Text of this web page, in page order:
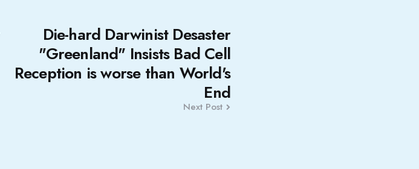
Die-hard Darwinist Desaster
"Greenland" Insists Bad Cell
Reception is worse than World's
End
Next Post